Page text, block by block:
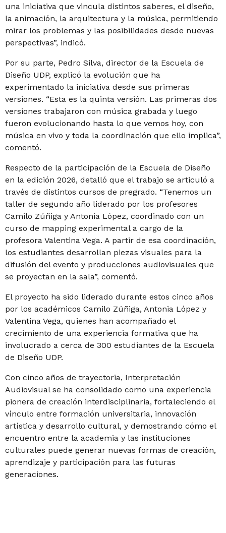
una iniciativa que vincula distintos saberes, el diseño,
la animación, la arquitectura y la música, permitiendo
mirar los problemas y las posibilidades desde nuevas
perspectivas”, indicó.
Por su parte, Pedro Silva, director de la Escuela de
Diseño UDP, explicó la evolución que ha
experimentado la iniciativa desde sus primeras
versiones. “Esta es la quinta versión. Las primeras dos
versiones trabajaron con música grabada y luego
fueron evolucionando hasta lo que vemos hoy, con
música en vivo y toda la coordinación que ello implica”,
comentó.
Respecto de la participación de la Escuela de Diseño
en la edición 2026, detalló que el trabajo se articuló a
través de distintos cursos de pregrado. “Tenemos un
taller de segundo año liderado por los profesores
Camilo Zúñiga y Antonia López, coordinado con un
curso de mapping experimental a cargo de la
profesora Valentina Vega. A partir de esa coordinación,
los estudiantes desarrollan piezas visuales para la
difusión del evento y producciones audiovisuales que
se proyectan en la sala”, comentó.
El proyecto ha sido liderado durante estos cinco años
por los académicos Camilo Zúñiga, Antonia López y
Valentina Vega, quienes han acompañado el
crecimiento de una experiencia formativa que ha
involucrado a cerca de 300 estudiantes de la Escuela
de Diseño UDP.
Con cinco años de trayectoria, Interpretación
Audiovisual se ha consolidado como una experiencia
pionera de creación interdisciplinaria, fortaleciendo el
vínculo entre formación universitaria, innovación
artística y desarrollo cultural, y demostrando cómo el
encuentro entre la academia y las instituciones
culturales puede generar nuevas formas de creación,
aprendizaje y participación para las futuras
generaciones.